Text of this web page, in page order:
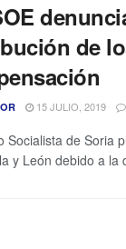
de
15 JULIO, 2019
Socialista de Soria
y León debido a la